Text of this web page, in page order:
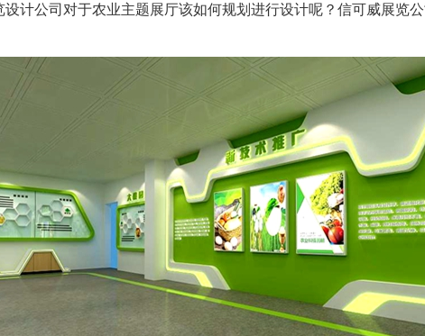
计公司对于农业主题展厅该如何规划进行设计呢？信可威展览